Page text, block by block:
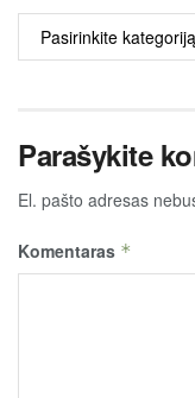
ALKO
TURINYS
Parašykite
El. pašto adresas
Komentaras *